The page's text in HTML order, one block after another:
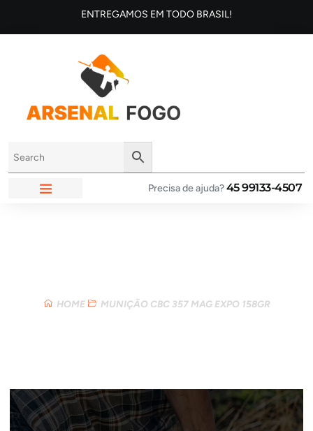
ENTREGAMOS EM TODO BRASIL!
Precisa de ajuda?45 99133-4507
HOME MUNIÇÃO CBC 357 MAG EXPO 158GR